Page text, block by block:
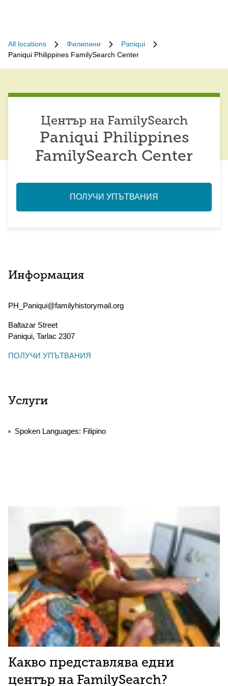
All locations Филипини
Paniqui
Paniqui Philippines FamilySearch Center
Център на FamilySearch
Paniqui Philippines
FamilySearch Center
ПОЛУЧИ УПЪТВАНИЯ
Информация
PH_Paniqui@familyhistorymail.org
Baltazar Street
Paniqui, Tarlac 2307
ПОЛУЧИ УПЪТВАНИЯ
Услуги
Spoken Languages: Filipino
Какво представлява едни
център на FamilySearch?